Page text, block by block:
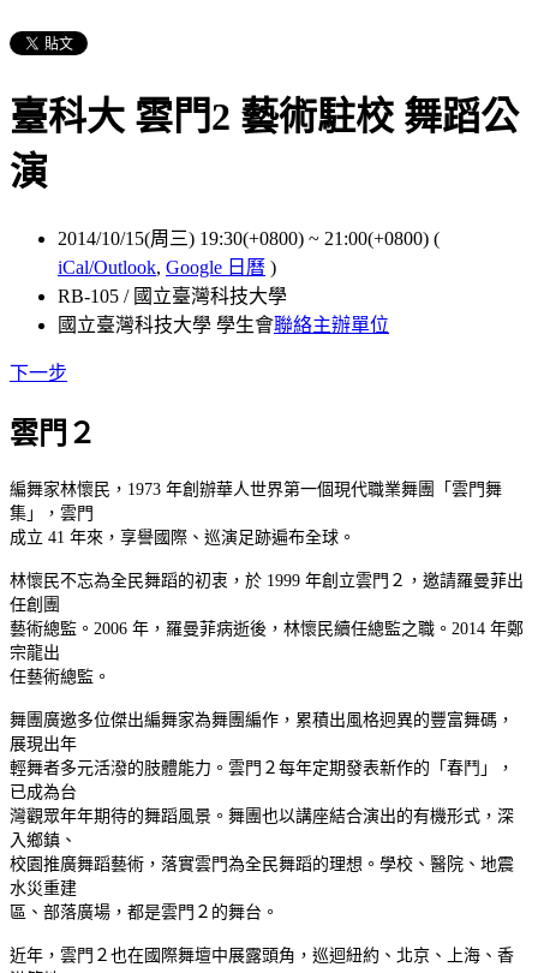
臺科大 雲門2 藝術駐校 舞蹈公
演
2014/10/15(周三) 19:30(+0800) ~ 21:00(+0800) (
iCal/Outlook, Google 日曆 )
RB-105 / 國立臺灣科技大學
國立臺灣科技大學 學生會聯絡主辦單位
下一步
雲門２
編舞家林懷民，1973 年創辦華人世界第一個現代職業舞團「雲門舞
集」，雲門
成立 41 年來，享譽國際、巡演足跡遍布全球。
林懷民不忘為全民舞蹈的初衷，於 1999 年創立雲門２，邀請羅曼菲出
任創團
藝術總監。2006 年，羅曼菲病逝後，林懷民續任總監之職。2014 年鄭
宗龍出
任藝術總監。
舞團廣邀多位傑出編舞家為舞團編作，累積出風格迥異的豐富舞碼，
展現出年
輕舞者多元活潑的肢體能力。雲門２每年定期發表新作的「春鬥」，
已成為台
灣觀眾年年期待的舞蹈風景。舞團也以講座結合演出的有機形式，深
入鄉鎮、
校園推廣舞蹈藝術，落實雲門為全民舞蹈的理想。學校、醫院、地震
水災重建
區、部落廣場，都是雲門２的舞台。
近年，雲門２也在國際舞壇中展露頭角，巡迴紐約、北京、上海、香